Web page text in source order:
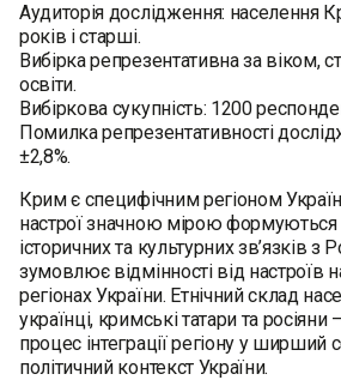
Аудиторія дослідження: населення
років і старші.
Вибірка репрезентативна за віком,
освіти.
Вибіркова сукупність: 1200
Помилка репрезентативності
±2,8%.
Крим є специфічним регіоном
настрої значною мірою
історичних та культурних зв’язків з
зумовлює відмінності від настроїв
регіонах України. Етнічний склад
українці, кримські татари та
процес інтеграції регіону у ширший
політичний контекст України.